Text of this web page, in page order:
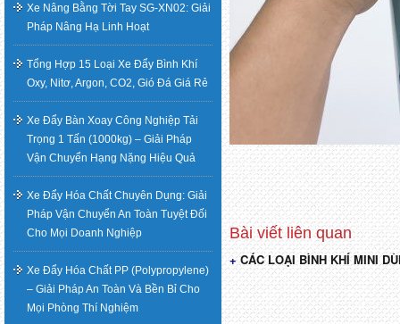
Điều
hướng
CÁC LOẠI BÌNH KHÍ MINI
Xe Nâng Bằng Tời Tay SG-XN02: Giải
Pháp Nâng Hạ Linh Hoạt
Tổng Hợp 15 Loại Xe Đẩy Bình Khí
Oxy, Nitơ, Argon, CO2, Gió Đá Giá Rẻ
Xe Đẩy Bàn Xoay Công Nghiệp Tải
Trọng 1 Tấn (1000kg) – Giải Pháp
Vận Chuyển Hạng Nặng Hiệu Quả
Xe Đẩy Hóa Chất Chuyên Dụng: Giải
Pháp Vận Chuyển An Toàn Tuyệt Đối
Cho Mọi Doanh Nghiệp
Xe Đẩy Hóa Chất PP (Polypropylene)
– Giải Pháp An Toàn Và Bền Bỉ Cho
Mọi Phòng Thí Nghiệm